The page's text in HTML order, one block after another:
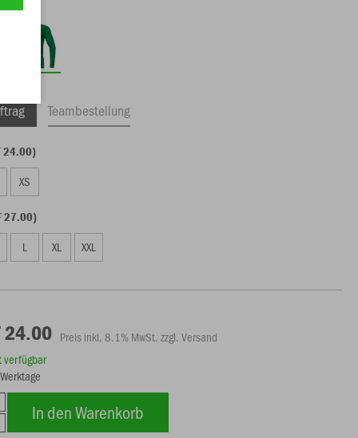
Teambestellung
24.00)
XS
27.00)
L XL XXL
24.00 Preis inkl. 8.1% MwSt. zzgl. Versand
verfügbar
In den Warenkorb